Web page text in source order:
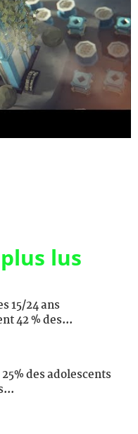
lus
15/24 ans
42 % des...
des adolescents